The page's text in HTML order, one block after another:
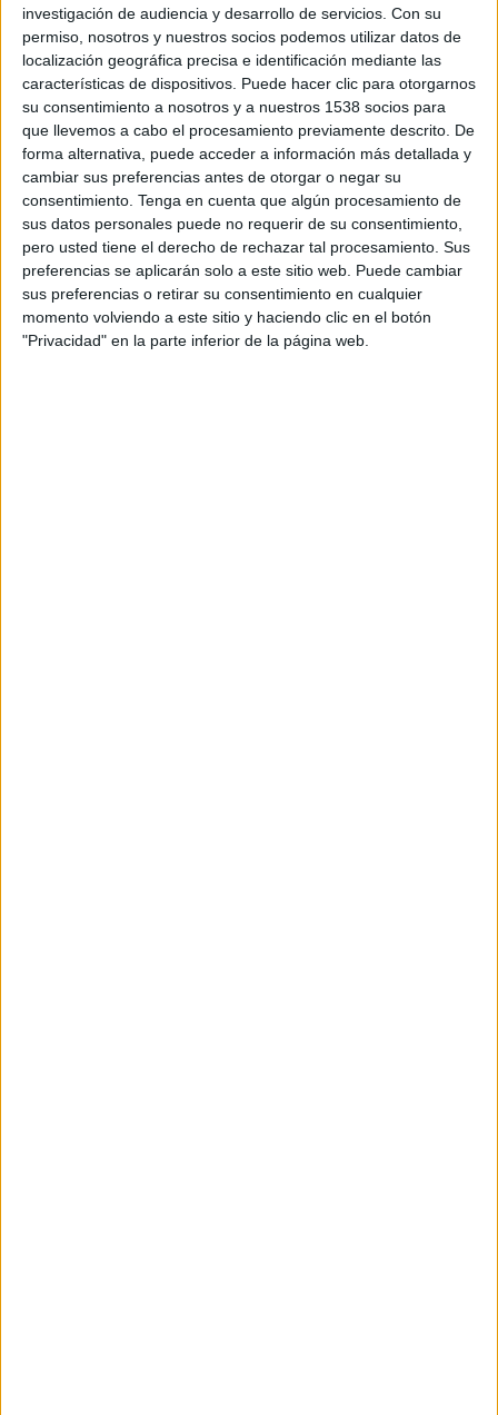
investigación de audiencia y desarrollo de servicios. Con su
permiso, nosotros y nuestros socios podemos utilizar datos de
localización geográfica precisa e identificación mediante las
características de dispositivos. Puede hacer clic para otorgarnos
su consentimiento a nosotros y a nuestros 1538 socios para
que llevemos a cabo el procesamiento previamente descrito. De
forma alternativa, puede acceder a información más detallada y
cambiar sus preferencias antes de otorgar o negar su
consentimiento. Tenga en cuenta que algún procesamiento de
sus datos personales puede no requerir de su consentimiento,
pero usted tiene el derecho de rechazar tal procesamiento. Sus
preferencias se aplicarán solo a este sitio web. Puede cambiar
sus preferencias o retirar su consentimiento en cualquier
momento volviendo a este sitio y haciendo clic en el botón
"Privacidad" en la parte inferior de la página web.
2 DE OCTUBRE DE 2012
El diseño moderno y los colores empleados son
los aspectos claves tanto del nombre como de la
creatividad desarrollada
marca del centro comercial “El Faro”. Localizado en Badajoz, ‘El Faro’ ha sido
rediseñado teniendo como clave el concepto de ‘punto de encuentro’, que
adquiere su máxima expresión en el “faro”, una monumental construcción de 32
metros de altura que preside la entrada del centro y que es su icono más
representativo.